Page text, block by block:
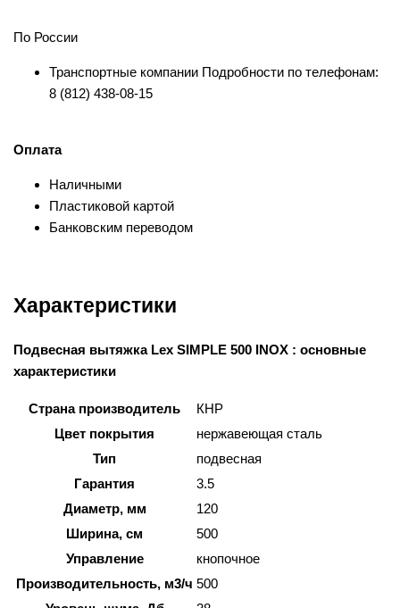
По России
Транспортные компании Подробности по телефонам:
8 (812) 438-08-15
Оплата
Наличными
Пластиковой картой
Банковским переводом
Характеристики
Подвесная вытяжка Lex SIMPLE 500 INOX : основные
характеристики
Страна производитель
КНР
Цвет покрытия
нержавеющая сталь
Тип
подвесная
Гарантия
3.5
Диаметр, мм
120
Ширина, см
500
Управление
кнопочное
Производительность, м3/ч 500